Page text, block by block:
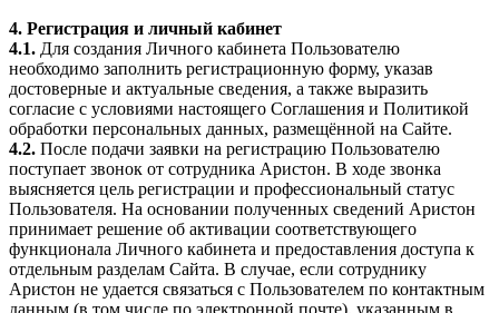
4. Регистрация и личный кабинет
4.1. Для создания Личного кабинета Пользователю
необходимо заполнить регистрационную форму, указав
достоверные и актуальные сведения, а также выразить
согласие с условиями настоящего Соглашения и Политикой
обработки персональных данных, размещённой на Сайте.
4.2. После подачи заявки на регистрацию Пользователю
поступает звонок от сотрудника Аристон. В ходе звонка
выясняется цель регистрации и профессиональный статус
Пользователя. На основании полученных сведений Аристон
принимает решение об активации соответствующего
функционала Личного кабинета и предоставления доступа к
отдельным разделам Сайта. В случае, если сотруднику
Аристон не удается связаться с Пользователем по контактным
данным (в том числе по электронной почте), указанным в